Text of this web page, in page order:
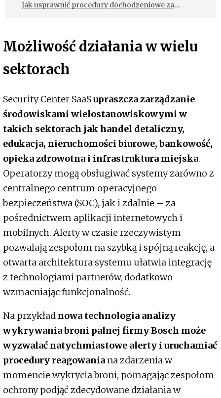
Jak usprawnić procedury dochodzeniowe za
Możliwość działania w wielu
sektorach
Security Center SaaSupraszcza zarządzanie
środowiskami wielostanowiskowymi w
takich sektorach jak handel detaliczny,
edukacja, nieruchomości biurowe, bankowość,
opieka zdrowotna i infrastruktura miejska.
Operatorzy mogą obsługiwać systemy zarówno z
centralnego centrum operacyjnego
bezpieczeństwa (SOC), jak i zdalnie – za
pośrednictwem aplikacji internetowych i
mobilnych. Alerty w czasie rzeczywistym
pozwalają zespołom na szybką i spójną reakcję, a
otwarta architektura systemu ułatwia integrację
z technologiami partnerów, dodatkowo
wzmacniając funkcjonalność.
Na przykład nowa technologia analizy
wykrywania broni palnej firmy Bosch może
wyzwalać natychmiastowe alerty i uruchamiać
procedury reagowania na zdarzenia w
momencie wykrycia broni, pomagając zespołom
ochrony podjąć zdecydowane działania w